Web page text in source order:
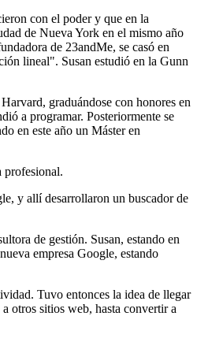
con el poder y que en la
de Nueva York en el mismo año
de 23andMe, se casó en
lineal". Susan estudió en la Gunn
graduándose con honores en
a programar. Posteriormente se
en este año un Máster en
profesional.
y allí desarrollaron un buscador de
de gestión. Susan, estando en
empresa Google, estando
Tuvo entonces la idea de llegar
otros sitios web, hasta convertir a